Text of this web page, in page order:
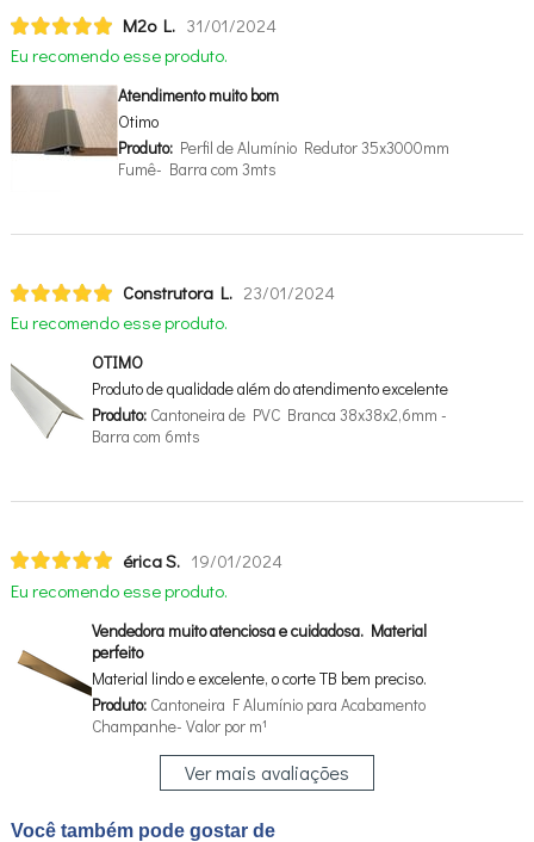
M2o L. 31/01/2024
Eu recomendo esse produto.
Atendimento muito bom
Otimo
Produto:Perfil de Alumínio Redutor 35x3000mm
Fumê- Barra com 3mts
Construtora L. 23/01/2024
Eu recomendo esse produto.
OTIMO
Produto de qualidade além do atendimento excelente
Produto:Cantoneira de PVC Branca 38x38x2,6mm -
Barra com 6mts
érica S. 19/01/2024
Eu recomendo esse produto.
Vendedora muito atenciosa e cuidadosa. Material
perfeito
Material lindo e excelente, o corte TB bem preciso.
Produto:Cantoneira F Alumínio para Acabamento
Champanhe- Valor por m¹
Ver mais avaliações
Você também pode gostar de